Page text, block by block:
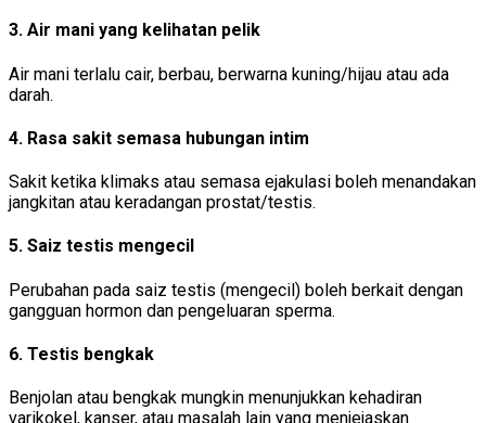
3. Air mani yang kelihatan pelik
Air mani terlalu cair, berbau, berwarna kuning/hijau atau ada
darah.
4. Rasa sakit semasa hubungan intim
Sakit ketika klimaks atau semasa ejakulasi boleh menandakan
jangkitan atau keradangan prostat/testis.
5. Saiz testis mengecil
Perubahan pada saiz testis (mengecil) boleh berkait dengan
gangguan hormon dan pengeluaran sperma.
6. Testis bengkak
Benjolan atau bengkak mungkin menunjukkan kehadiran
varikokel, kanser, atau masalah lain yang menjejaskan